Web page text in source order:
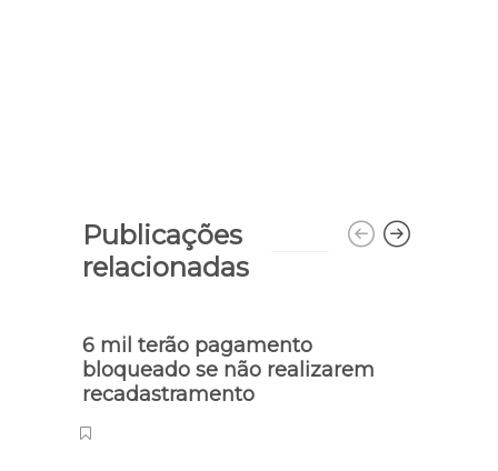
Publicações
relacionadas
6 mil terão pagamento
bloqueado se não realizarem
recadastramento